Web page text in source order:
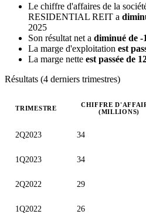
Le chiffre d'affaires de la
RESIDENTIAL REIT a
2025
Son résultat net a diminué de -
La marge d'exploitation est
La marge nette est passée de
Résultats (4 derniers trimestres)
TRIMESTRE
CHIFFRE
(MILLIONS)
2Q2023 34
1Q2023 34
2Q2022 29
1Q2022 26